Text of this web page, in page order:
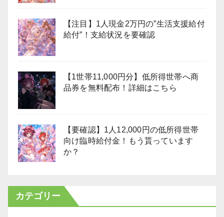
【注目】1人現金2万円の”生活支援給付
給付”！支給状況を要確認
【1世帯11,000円分】低所得世帯へ商
品券を無料配布！詳細はこちら
【要確認】1人12,000円の低所得世帯
向け臨時給付金！もう貰っています
か？
カテゴリー